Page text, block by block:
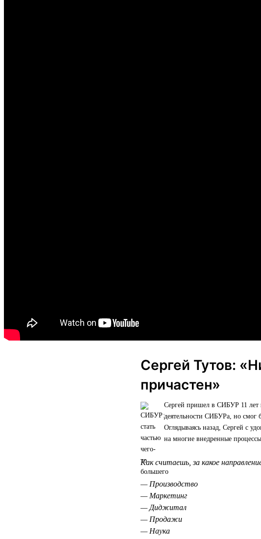
Сергей Тутов:
причастен»
Сергей пришел в СИБУР 11 лет
деятельности СИБУРа, но смог
Оглядываясь назад, Сергей с
на многие внедренные процессы.
Как считаешь, за какое
— Производство
— Маркетинг
— Диджитал
— Продажи
— Наука